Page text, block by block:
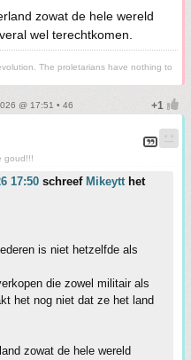
zowat de hele wereld
wel terechtkomen.
The proletarians have nothing to
@ 17:51 • 46
goud!!!
17:50 schreef Mikeytthet
is niet hetzelfde als
die zowel militair als
het nog niet dat ze het land
zowat de hele wereld